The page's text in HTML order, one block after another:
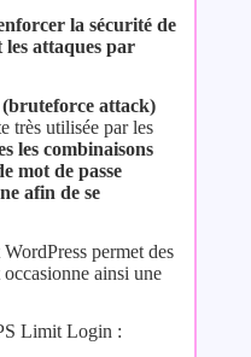
la sécurité de
attaques par
attack)
très utilisée par les
les combinaisons
mot de passe
afin de se
permet des
ainsi une
Limit Login :